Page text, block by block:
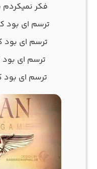
ﻓﻜﺮ ﻧﻤﻴﻜﺮدم
ﺗﺮﺳﻢ ای ﺑﻮد
ﺗﺮﺳﻢ ای ﺑﻮد
ﺗﺮﺳﻢ ای ﺑﻮد
ﺗﺮﺳﻢ ای ﺑﻮد